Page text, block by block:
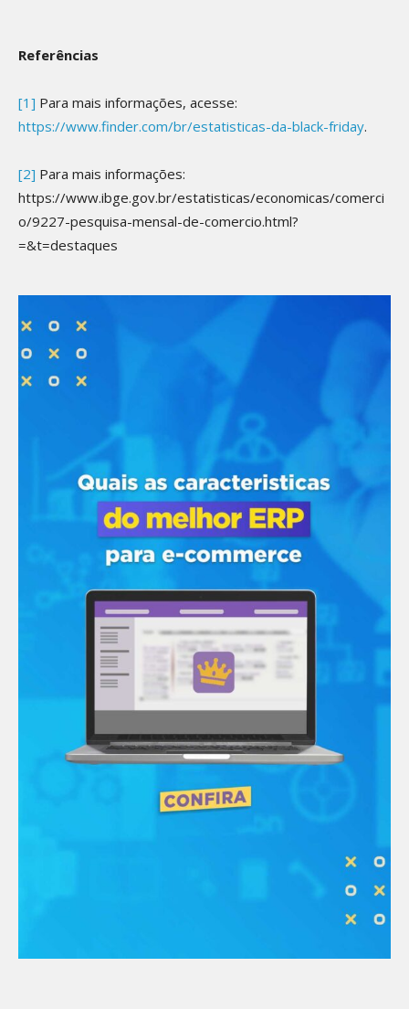
Referências
[1] Para mais informações, acesse:
https://www.finder.com/br/estatisticas-da-black-friday.
[2] Para mais informações:
https://www.ibge.gov.br/estatisticas/economicas/comerci
o/9227-pesquisa-mensal-de-comercio.html?
=&t=destaques